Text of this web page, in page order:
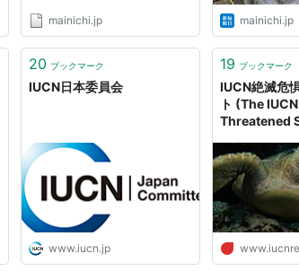
mainichi.jp mainichi.jp
20 ブックマーク
IUCN日本委員会
www.iucn.jp
19 ブックマーク
IUCN絶滅危
ト (The
Threatened